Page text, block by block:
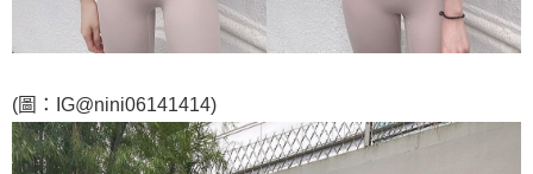
(圖：IG@nini06141414)